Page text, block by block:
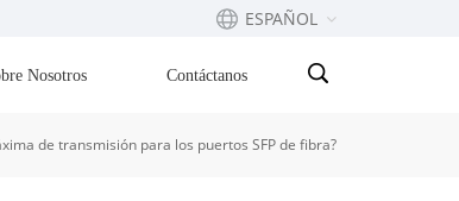
ESPAÑOL
Nosotros Contáctanos
de transmisión para los puertos SFP de fibra?